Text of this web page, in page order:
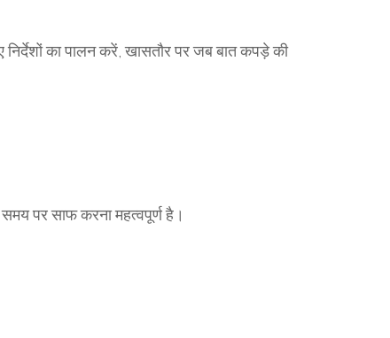
का पालन करें, खासतौर पर जब बात कपड़े की
पर साफ करना महत्वपूर्ण है।